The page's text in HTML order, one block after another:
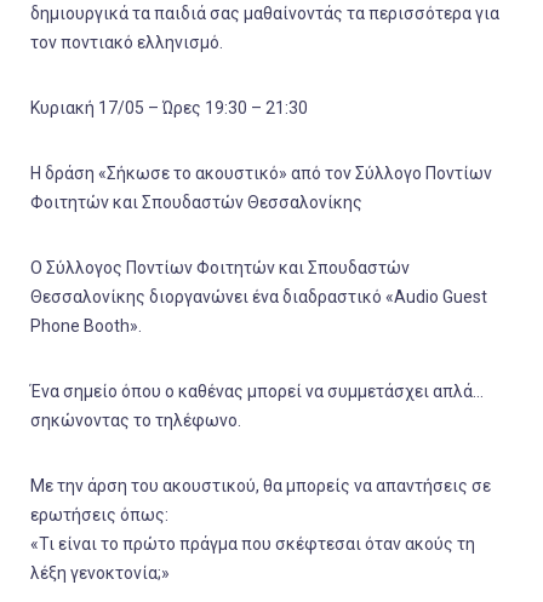
δημιουργικά τα παιδιά σας μαθαίνοντάς τα περισσότερα για
τον ποντιακό ελληνισμό.
Κυριακή 17/05 – Ώρες 19:30 – 21:30
Η δράση «Σήκωσε το ακουστικό» από τον Σύλλογο Ποντίων
Φοιτητών και Σπουδαστών Θεσσαλονίκης
Ο Σύλλογος Ποντίων Φοιτητών και Σπουδαστών
Θεσσαλονίκης διοργανώνει ένα διαδραστικό «Audio Guest
Phone Booth».
Ένα σημείο όπου ο καθένας μπορεί να συμμετάσχει απλά…
σηκώνοντας το τηλέφωνο.
Με την άρση του ακουστικού, θα μπορείς να απαντήσεις σε
ερωτήσεις όπως:
«Τι είναι το πρώτο πράγμα που σκέφτεσαι όταν ακούς τη
λέξη γενοκτονία;»